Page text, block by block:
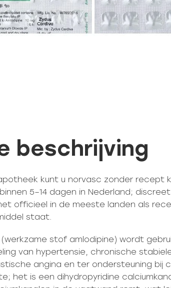
beschrijving
kunt u norvasc zonder recept
5–14 dagen in Nederland;
officieel in de meeste landen als
staat.
(werkzame stof amlodipine) wordt
van hypertensie, chronische
angina en ter ondersteuning bij
het is een dihydropyridine